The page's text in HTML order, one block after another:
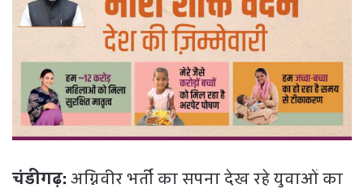
चंडीगढ़:अग्निवीर भर्ती का सपना देख रहे युवाओं का